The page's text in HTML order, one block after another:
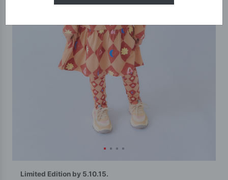
Limited Edition by 5.10.15.